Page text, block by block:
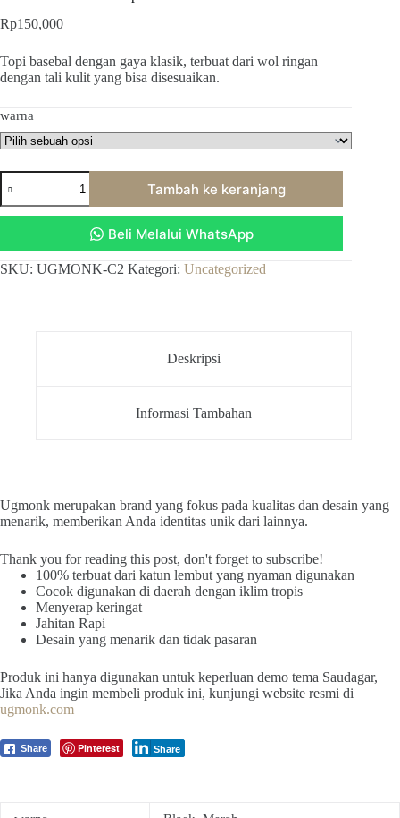
Rp150,000
Topi basebal dengan gaya klasik, terbuat dari wol ringan
dengan tali kulit yang bisa disesuaikan.
warna
Kuantitas
Mountains
Baseball
Tambah ke keranjang
Beli Melalui WhatsApp
SKU: UGMONK-C2 Kategori: Uncategorized
Deskripsi
Informasi Tambahan
Ugmonk merupakan brand yang fokus pada kualitas dan desain yang
menarik, memberikan Anda identitas unik dari lainnya.
Thank you for reading this post, don't forget to subscribe!
100% terbuat dari katun lembut yang nyaman digunakan
Cocok digunakan di daerah dengan iklim tropis
Menyerap keringat
Jahitan Rapi
Desain yang menarik dan tidak pasaran
Produk ini hanya digunakan untuk keperluan demo tema Saudagar,
Jika Anda ingin membeli produk ini, kunjungi website resmi di
ugmonk.com
Share Pinterest Share